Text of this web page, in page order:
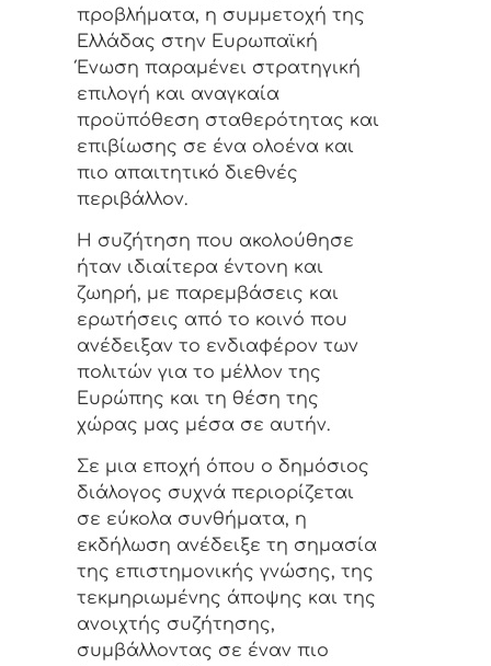
προβλήματα, η συμμετοχή της
Ελλάδας στην Ευρωπαϊκή
Ένωση παραμένει στρατηγική
επιλογή και αναγκαία
προϋπόθεση σταθερότητας και
επιβίωσης σε ένα ολοένα και
πιο απαιτητικό διεθνές
περιβάλλον.
Η συζήτηση που ακολούθησε
ήταν ιδιαίτερα έντονη και
ζωηρή, με παρεμβάσεις και
ερωτήσεις από το κοινό που
ανέδειξαν το ενδιαφέρον των
πολιτών για το μέλλον της
Ευρώπης και τη θέση της
χώρας μας μέσα σε αυτήν.
Σε μια εποχή όπου ο δημόσιος
διάλογος συχνά περιορίζεται
σε εύκολα συνθήματα, η
εκδήλωση ανέδειξε τη σημασία
της επιστημονικής γνώσης, της
τεκμηριωμένης άποψης και της
ανοιχτής συζήτησης,
συμβάλλοντας σε έναν πιο